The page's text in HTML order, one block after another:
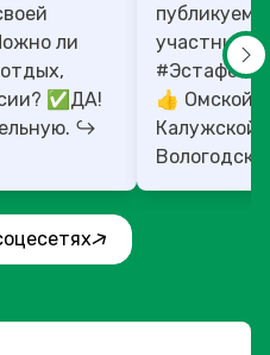
✅ДА!
↪️
публикуем
участников
👍 Омской,
Калужской,
областям!